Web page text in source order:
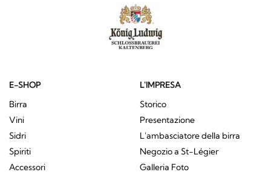
E-SHOP
Birra
Vini
Sidri
Spiriti
Accessori
L'IMPRESA
Storico
Presentazione
L'ambasciatore della birra
Negozio a St-Légier
Galleria Foto